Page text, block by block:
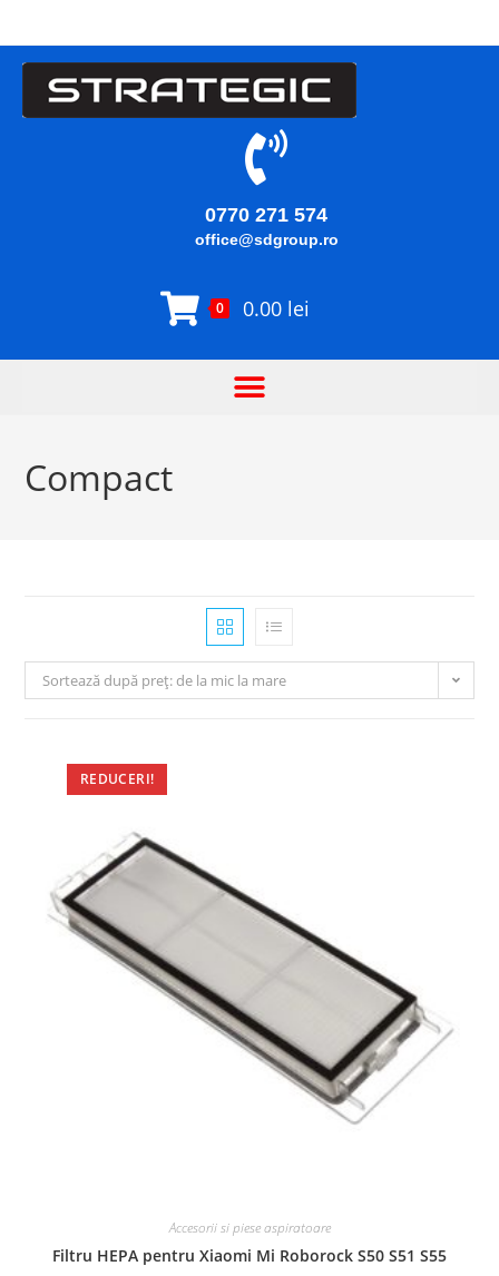
0770 271 574
office@sdgroup.ro
0 0.00 lei
Compact
Sortează după preț: de la mic la mare
REDUCERI!
Accesorii si piese aspiratoare
Filtru HEPA pentru Xiaomi Mi Roborock S50 S51 S55